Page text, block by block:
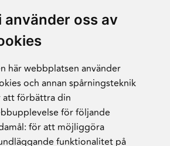
använder oss av
här webbplatsen använder
och annan spårningsteknik
att förbättra din
för följande
för att möjliggöra
funktionalitet på